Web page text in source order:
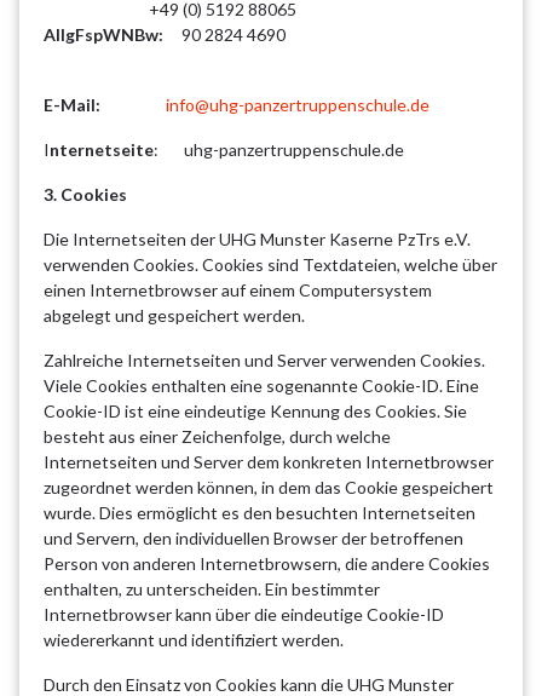
+49 (0) 5192 88065
AllgFspWNBw: 90 2824 4690
E-Mail: info@uhg-panzertruppenschule.de
Internetseite: uhg-panzertruppenschule.de
3. Cookies
Die Internetseiten der UHG Munster Kaserne PzTrs e.V.
verwenden Cookies. Cookies sind Textdateien, welche über
einen Internetbrowser auf einem Computersystem
abgelegt und gespeichert werden.
Zahlreiche Internetseiten und Server verwenden Cookies.
Viele Cookies enthalten eine sogenannte Cookie-ID. Eine
Cookie-ID ist eine eindeutige Kennung des Cookies. Sie
besteht aus einer Zeichenfolge, durch welche
Internetseiten und Server dem konkreten Internetbrowser
zugeordnet werden können, in dem das Cookie gespeichert
wurde. Dies ermöglicht es den besuchten Internetseiten
und Servern, den individuellen Browser der betroffenen
Person von anderen Internetbrowsern, die andere Cookies
enthalten, zu unterscheiden. Ein bestimmter
Internetbrowser kann über die eindeutige Cookie-ID
wiedererkannt und identifiziert werden.
Durch den Einsatz von Cookies kann die UHG Munster